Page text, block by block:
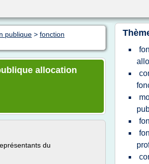
publique > fonction
allocation
du